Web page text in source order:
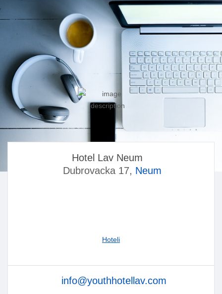
Hotel Lav Neum
Dubrovacka 17, Neum
Hoteli
info@youthhotellav.com